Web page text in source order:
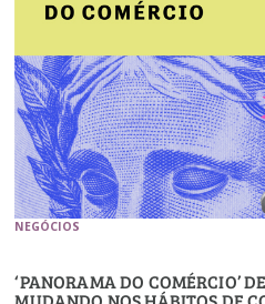
NEGÓCIOS
‘PANORAMA DO COMÉRCIO’